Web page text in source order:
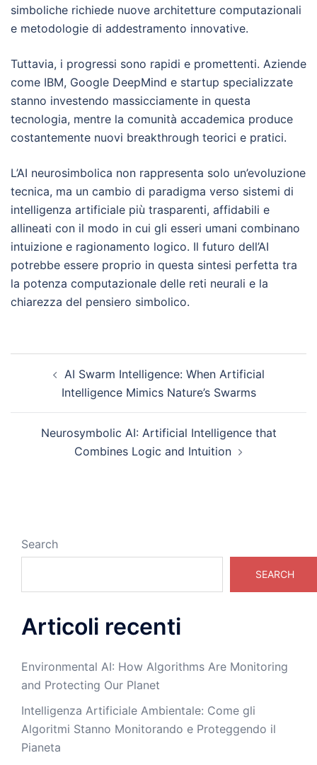
simboliche richiede nuove architetture computazionali
e metodologie di addestramento innovative.
Tuttavia, i progressi sono rapidi e promettenti. Aziende
come IBM, Google DeepMind e startup specializzate
stanno investendo massicciamente in questa
tecnologia, mentre la comunità accademica produce
costantemente nuovi breakthrough teorici e pratici.
L’AI neurosimbolica non rappresenta solo un’evoluzione
tecnica, ma un cambio di paradigma verso sistemi di
intelligenza artificiale più trasparenti, affidabili e
allineati con il modo in cui gli esseri umani combinano
intuizione e ragionamento logico. Il futuro dell’AI
potrebbe essere proprio in questa sintesi perfetta tra
la potenza computazionale delle reti neurali e la
chiarezza del pensiero simbolico.
navigationAI Swarm Intelligence: When Artificial
Intelligence Mimics Nature’s Swarms
Neurosymbolic AI: Artificial Intelligence that
Combines Logic and Intuition
Search
SEARCH
Articoli recenti
Environmental AI: How Algorithms Are Monitoring
and Protecting Our Planet
Intelligenza Artificiale Ambientale: Come gli
Algoritmi Stanno Monitorando e Proteggendo il
Pianeta